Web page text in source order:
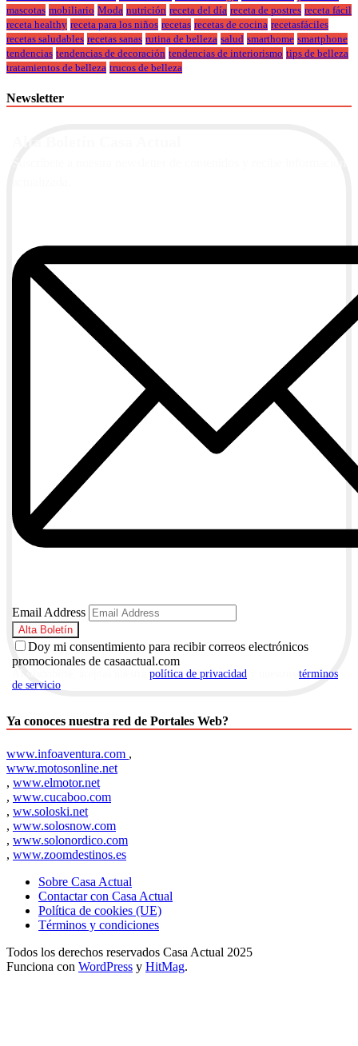
mascotas mobiliario Moda nutrición receta del día receta de postres receta fácil
receta healthy receta para los niños recetas recetas de cocina recetasfáciles
recetas saludables recetas sanas rutina de belleza salud smarthome smartphone
tendencias tendencias de decoración tendencias de interiorismo tips de belleza
tratamientos de belleza trucos de belleza
Newsletter
Email Address
Doy mi consentimiento para recibir correos electrónicos
promocionales de casaactual.com
política de privacidad
términos
de servicio
Ya conoces nuestra red de Portales Web?
www.infoaventura.com ,
www.motosonline.net
, www.elmotor.net
, www.cucaboo.com
, ww.soloski.net
, www.solosnow.com
, www.solonordico.com
, www.zoomdestinos.es
Sobre Casa Actual
Contactar con Casa Actual
Política de cookies (UE)
Términos y condiciones
Todos los derechos reservados Casa Actual 2025
Funciona con WordPress y HitMag.